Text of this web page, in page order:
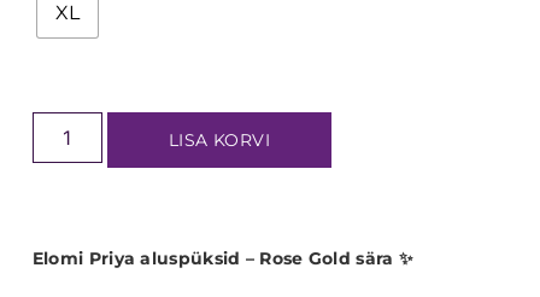
XL
LISA KORVI
Elomi Priya aluspüksid – Rose Gold sära ✨